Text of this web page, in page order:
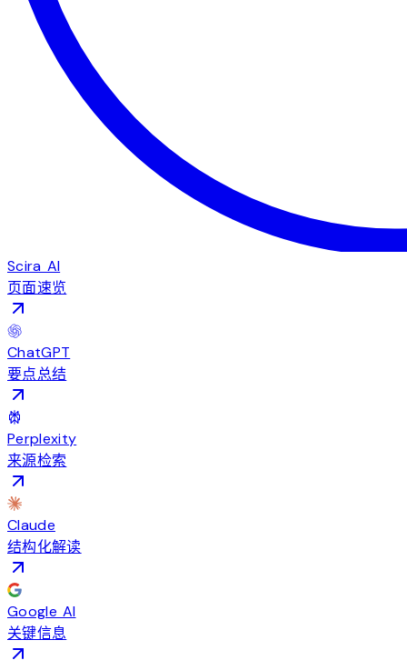
Scira AI
页面速览
ChatGPT
要点总结
Perplexity
来源检索
Claude
结构化解读
Google AI
关键信息